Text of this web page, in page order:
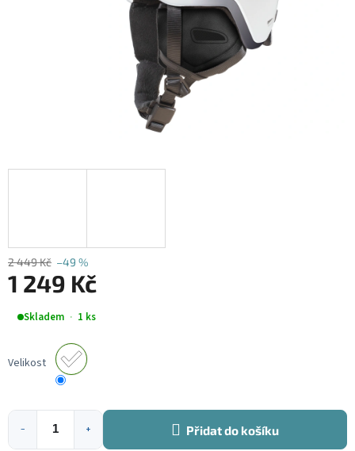
2 449 Kč –49 %
1 249 Kč
Měrná
cena:
Skladem 1 ks
Velikost
+
− Přidat do košíku